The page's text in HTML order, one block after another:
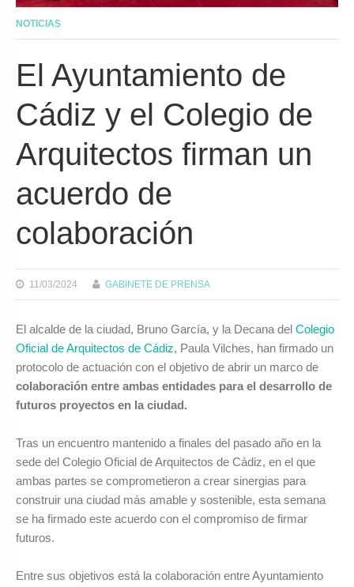
NOTICIAS
El Ayuntamiento de
Cádiz y el Colegio de
Arquitectos firman un
acuerdo de
colaboración
11/03/2024 GABINETE DE PRENSA
El alcalde de la ciudad, Bruno García, y la Decana del Colegio
Oficial de Arquitectos de Cádiz, Paula Vilches, han firmado un
protocolo de actuación con el objetivo de abrir un marco de
colaboración entre ambas entidades para el desarrollo de
futuros proyectos en la ciudad.
Tras un encuentro mantenido a finales del pasado año en la
sede del Colegio Oficial de Arquitectos de Cádiz, en el que
ambas partes se comprometieron a crear sinergias para
construir una ciudad más amable y sostenible, esta semana
se ha firmado este acuerdo con el compromiso de firmar
futuros.
Entre sus objetivos está la colaboración entre Ayuntamiento